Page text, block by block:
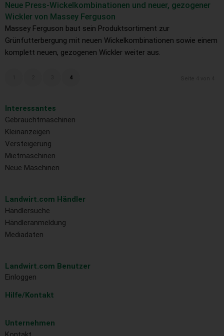
Neue Press-Wickelkombinationen und neuer, gezogener
Wickler von Massey Ferguson
Massey Ferguson baut sein Produktsortiment zur
Grünfutterbergung mit neuen Wickelkombinationen sowie einem
komplett neuen, gezogenen Wickler weiter aus.
4
Interessantes
Gebrauchtmaschinen
Kleinanzeigen
Versteigerung
Mietmaschinen
Neue Maschinen
Landwirt.com Händler
Händlersuche
Händleranmeldung
Mediadaten
Landwirt.com Benutzer
Einloggen
Hilfe/Kontakt
Unternehmen